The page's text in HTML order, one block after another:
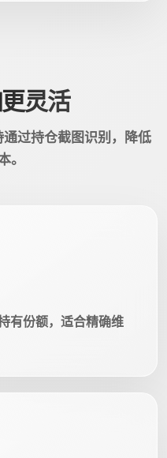
灵活
过持仓截图识别，降低
。
有份额，适合精确维